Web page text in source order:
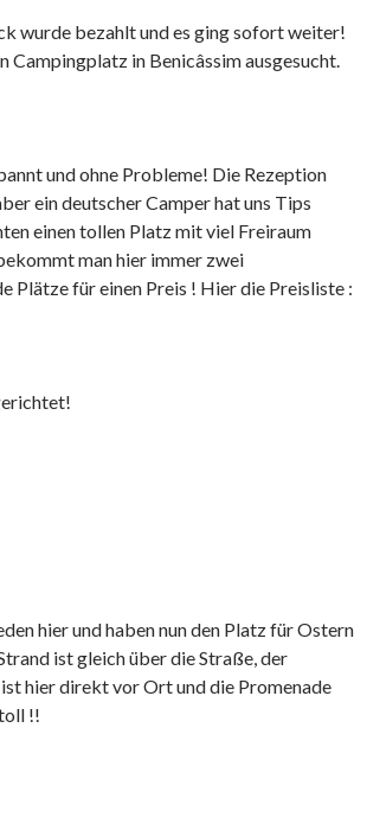
wurde bezahlt und es ging sofort weiter!
Campingplatz in Benicâssim ausgesucht.
und ohne Probleme! Die Rezeption
ein deutscher Camper hat uns Tips
einen tollen Platz mit viel Freiraum
man hier immer zwei
Plätze für einen Preis ! Hier die Preisliste :
hier und haben nun den Platz für Ostern
ist gleich über die Straße, der
hier direkt vor Ort und die Promenade
!!